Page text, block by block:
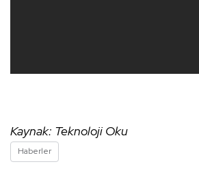
Kaynak: Teknoloji Oku
Haberler